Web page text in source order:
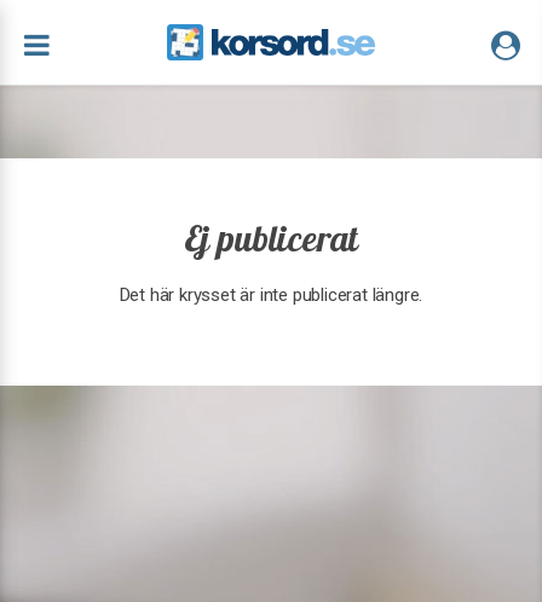
Ej publicerat
Det här krysset är inte publicerat längre.